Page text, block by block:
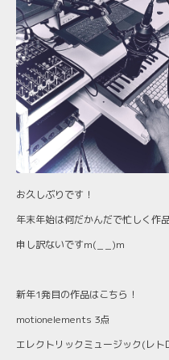
お久しぶりです！
年末年始は何だかんだで忙しく作
申し訳ないですm(_ _)m
新年1発目の作品はこちら！
motionelements 3点
エレクトリックミュージック(レト